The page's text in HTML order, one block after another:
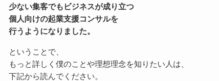
少ない集客でもビジネスが成り立つ
個人向けの起業支援コンサルを
行うようになりました。
ということで、
もっと詳しく僕のことや理想理念を知りたい人は、
下記から読んでください。